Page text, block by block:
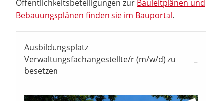
Öffentlichkeitsbeteiligungen zur Bauleitplänen und
Bebauungsplänen finden sie im Bauportal.
Ausbildungsplatz
Verwaltungsfachangestellte/r (m/w/d) zu
besetzen